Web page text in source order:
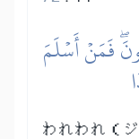
فَمَنۡ أَسۡلَمَ
われわれ（